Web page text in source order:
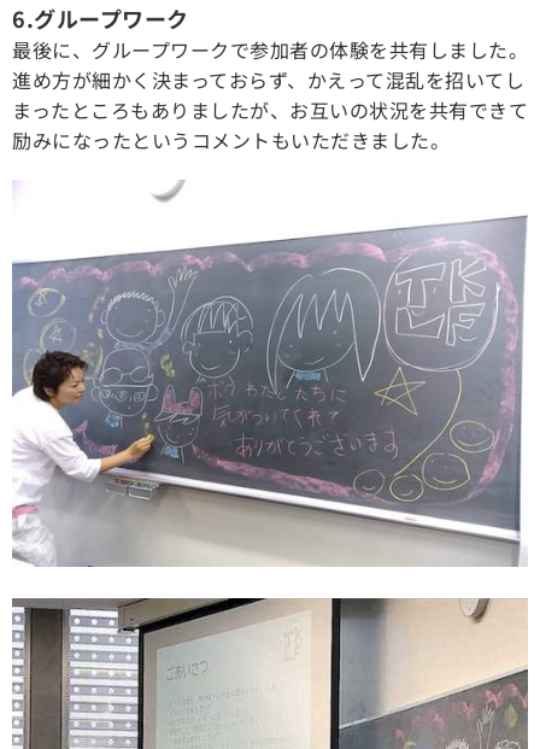
6.グループワーク
最後に、グループワークで参加者の体験を共有しました。
進め方が細かく決まっておらず、かえって混乱を招いてし
まったところもありましたが、お互いの状況を共有できて
励みになったというコメントもいただきました。